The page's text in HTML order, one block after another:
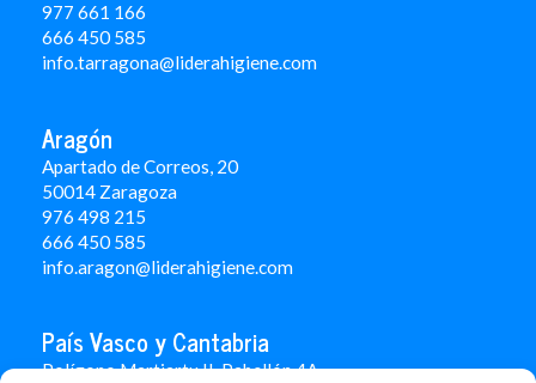
977 661 166
666 450 585
info.tarragona@liderahigiene.com
Aragón
Apartado de Correos, 20
50014 Zaragoza
976 498 215
666 450 585
info.aragon@liderahigiene.com
País Vasco y Cantabria
Polígono Martiartu II. Pabellón 4A